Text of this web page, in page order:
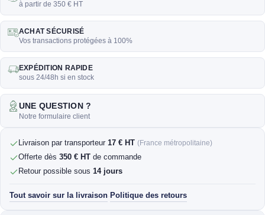
à partir de 350 € HT
ACHAT SÉCURISÉ
Vos transactions protégées à 100%
EXPÉDITION RAPIDE
sous 24/48h si en stock
UNE QUESTION ?
Notre formulaire client
Livraison par transporteur 17 € HT (France métropolitaine)
Offerte dès 350 € HT de commande
Retour possible sous 14 jours
Tout savoir sur la livraison· Politique des retours